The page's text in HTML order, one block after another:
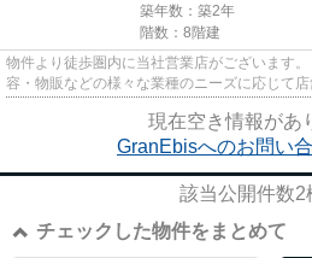
築年数：築2年
階数：8階建
物件より徒歩圏内に当社営業店がございます
容・物販などの様々な業種のニーズに応じて店
尚、弊社ではおとり広告は一切...
現在空き情報があ
GranEbisへのお問い
該当公開件数2
チェックした物件をまとめて